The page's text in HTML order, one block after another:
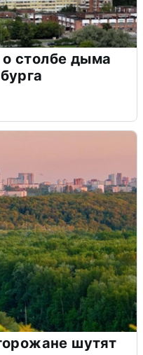
столбе дыма
шутят